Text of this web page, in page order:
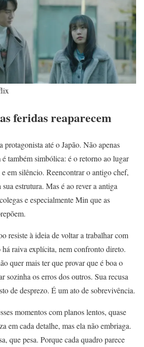
feridas reaparecem
protagonista até o Japão. Não apenas
também simbólica: é o retorno ao lugar
em silêncio. Reencontrar o antigo chef,
estrutura. Mas é ao rever a antiga
e especialmente Min que as
resiste à ideia de voltar a trabalhar com
raiva explícita, nem confronto direto.
quer mais ter que provar que é boa o
sozinha os erros dos outros. Sua recusa
de desprezo. É um ato de sobrevivência.
momentos com planos lentos, quase
em cada detalhe, mas ela não embriaga.
que pesa. Porque cada quadro parece